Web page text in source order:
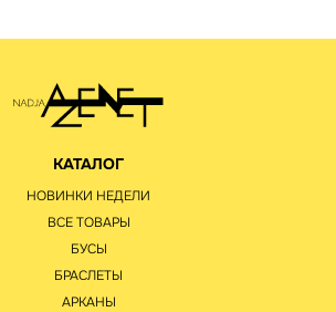
КАТАЛОГ
НОВИНКИ НЕДЕЛИ
ВСЕ ТОВАРЫ
БУСЫ
БРАСЛЕТЫ
АРКАНЫ